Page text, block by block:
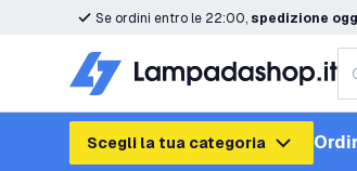
Se ordini entro le 22:00, spedizione
Scegli la tua categoria